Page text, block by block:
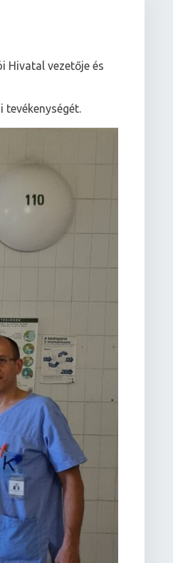
Hivatal vezetője és